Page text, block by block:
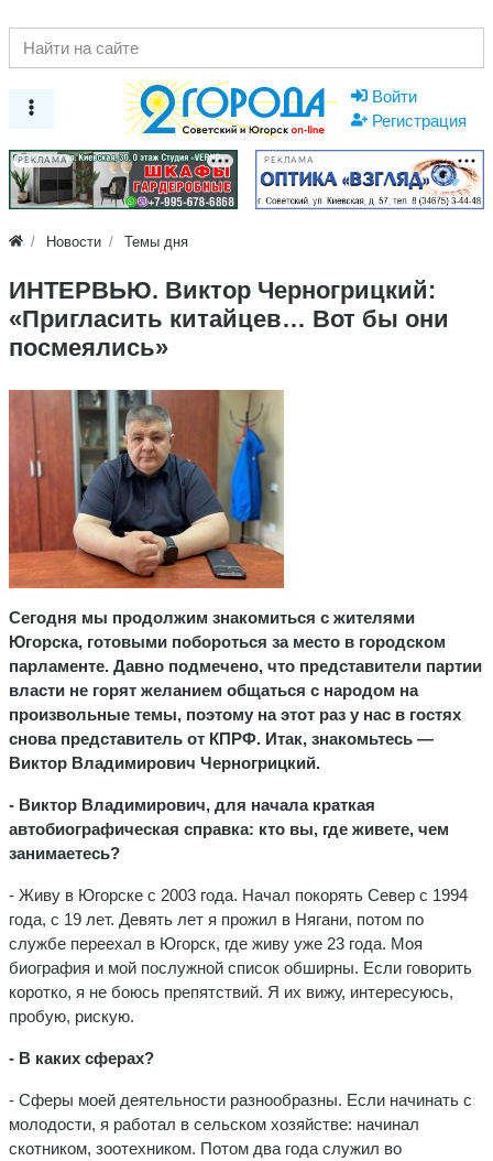
Войти
Регистрация
РЕКЛАМА РЕКЛАМА
Новости Темы дня
ИНТЕРВЬЮ. Виктор Черногрицкий:
«Пригласить китайцев… Вот бы они
посмеялись»
Сегодня мы продолжим знакомиться с жителями
Югорска, готовыми побороться за место в городском
парламенте. Давно подмечено, что представители партии
власти не горят желанием общаться с народом на
произвольные темы, поэтому на этот раз у нас в гостях
снова представитель от КПРФ. Итак, знакомьтесь —
Виктор Владимирович Черногрицкий.
- Виктор Владимирович, для начала краткая
автобиографическая справка: кто вы, где живете, чем
занимаетесь?
- Живу в Югорске с 2003 года. Начал покорять Север с 1994
года, с 19 лет. Девять лет я прожил в Нягани, потом по
службе переехал в Югорск, где живу уже 23 года. Моя
биография и мой послужной список обширны. Если говорить
коротко, я не боюсь препятствий. Я их вижу, интересуюсь,
пробую, рискую.
- В каких сферах?
- Сферы моей деятельности разнообразны. Если начинать с
молодости, я работал в сельском хозяйстве: начинал
скотником, зоотехником. Потом два года служил во